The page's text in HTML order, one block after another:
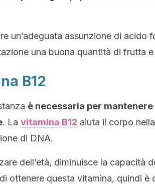
un’adeguata assunzione di acido
una buona quantità di frutta
B12
è necessaria per
. La vitamina B12 aiuta il corpo
di DNA.
dell’età, diminuisce la capacità
ottenere questa vitamina, quindi è